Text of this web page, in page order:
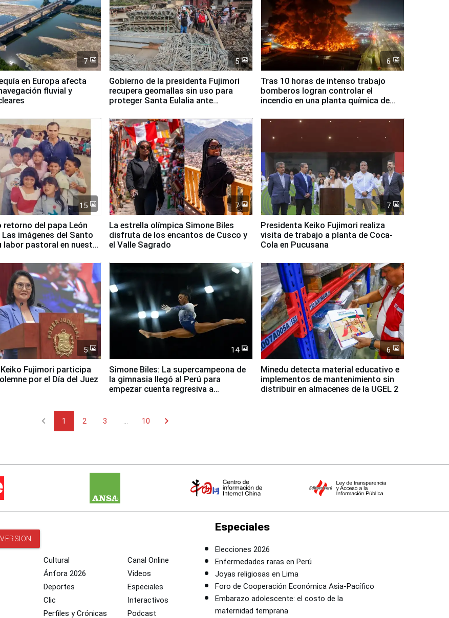
7
en Europa afecta
fluvial y
5
Gobierno de la presidenta Fujimori
recupera geomallas sin uso para
proteger Santa Eulalia ante
6
Tras 10 horas de intenso trabajo
bomberos logran controlar el
incendio en una planta química de
15
retorno del papa León
Las imágenes del Santo
labor pastoral en nuestro
7
La estrella olímpica Simone Biles
disfruta de los encantos de Cusco y
el Valle Sagrado
7
Presidenta Keiko Fujimori realiza
visita de trabajo a planta de Coca-
Cola en Pucusana
5
Fujimori participa
por el Día del Juez
14
Simone Biles: La supercampeona de
la gimnasia llegó al Perú para
empezar cuenta regresiva a
6
Minedu detecta material educativo e
implementos de mantenimiento sin
distribuir en almacenes de la UGEL 2
chevron_left 1 2 3 10 chevron_right
Cultural
Ánfora 2026
Deportes
Clic
Perfiles y Crónicas
Canal Online
Videos
Especiales
Interactivos
Podcast
Especiales
Elecciones 2026
Enfermedades raras en Perú
Joyas religiosas en Lima
Foro de Cooperación Económica Asia-Pacífico
Embarazo adolescente: el costo de la
maternidad temprana